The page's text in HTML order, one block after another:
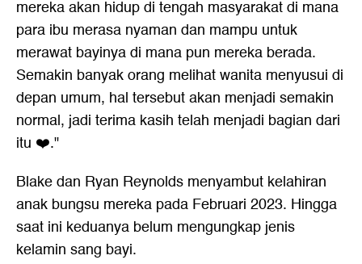
mereka akan hidup di tengah masyarakat di mana
para ibu merasa nyaman dan mampu untuk
merawat bayinya di mana pun mereka berada.
Semakin banyak orang melihat wanita menyusui di
depan umum, hal tersebut akan menjadi semakin
normal, jadi terima kasih telah menjadi bagian dari
itu ❤️."
Blake dan Ryan Reynolds menyambut kelahiran
anak bungsu mereka pada Februari 2023. Hingga
saat ini keduanya belum mengungkap jenis
kelamin sang bayi.